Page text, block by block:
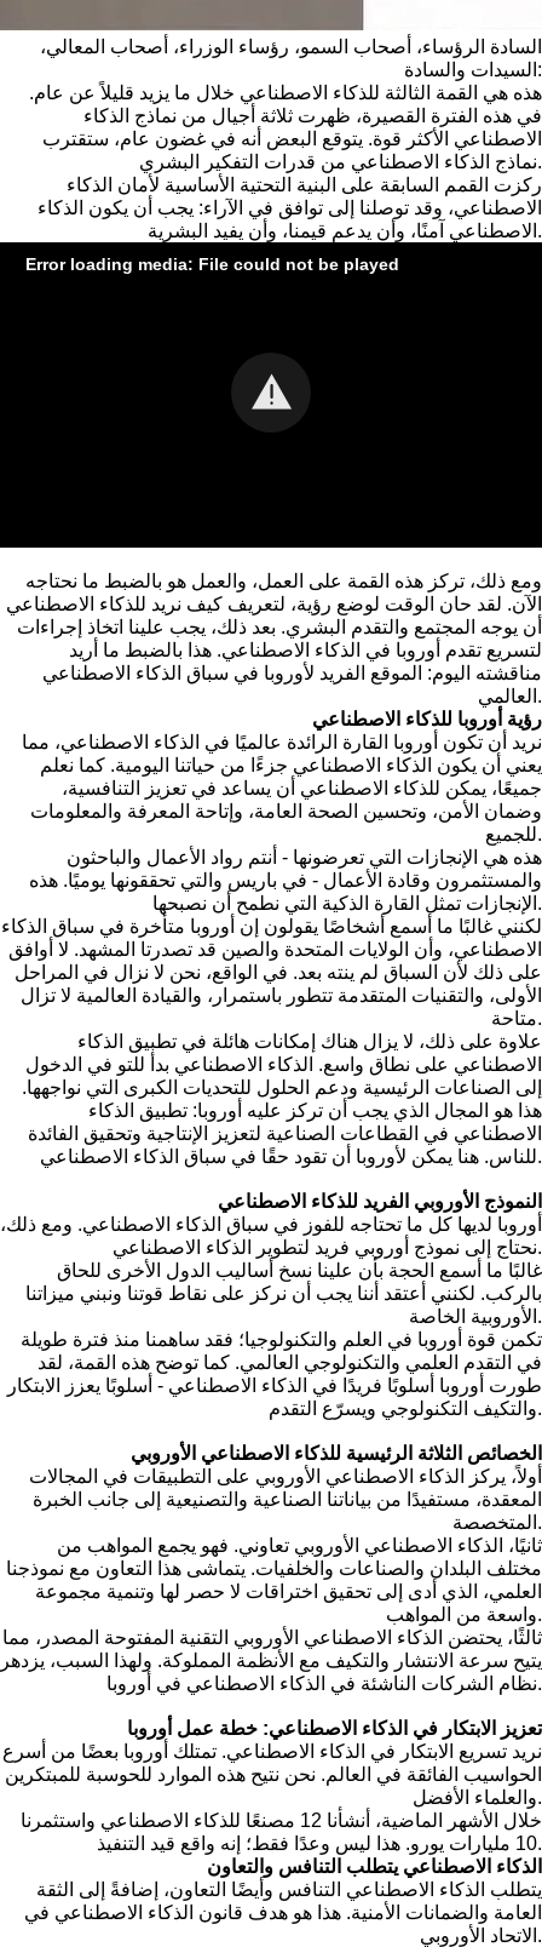
السادة الرؤساء، أصحاب السمو، رؤساء الوزراء، أصحاب المعالي،
السيدات والسادة:
هذه هي القمة الثالثة للذكاء الاصطناعي خلال ما يزيد قليلاً عن عام.
في هذه الفترة القصيرة، ظهرت ثلاثة أجيال من نماذج الذكاء
الاصطناعي الأكثر قوة. يتوقع البعض أنه في غضون عام، ستقترب
نماذج الذكاء الاصطناعي من قدرات التفكير البشري.
ركزت القمم السابقة على البنية التحتية الأساسية لأمان الذكاء
الاصطناعي، وقد توصلنا إلى توافق في الآراء: يجب أن يكون الذكاء
الاصطناعي آمنًا، وأن يدعم قيمنا، وأن يفيد البشرية.
Error loading media: File could not be played
ومع ذلك، تركز هذه القمة على العمل، والعمل هو بالضبط ما نحتاجه
الآن. لقد حان الوقت لوضع رؤية، لتعريف كيف نريد للذكاء الاصطناعي
أن يوجه المجتمع والتقدم البشري. بعد ذلك، يجب علينا اتخاذ إجراءات
لتسريع تقدم أوروبا في الذكاء الاصطناعي. هذا بالضبط ما أريد
مناقشته اليوم: الموقع الفريد لأوروبا في سباق الذكاء الاصطناعي
العالمي.
رؤية أوروبا للذكاء الاصطناعي
نريد أن تكون أوروبا القارة الرائدة عالميًا في الذكاء الاصطناعي، مما
يعني أن يكون الذكاء الاصطناعي جزءًا من حياتنا اليومية. كما نعلم
جميعًا، يمكن للذكاء الاصطناعي أن يساعد في تعزيز التنافسية،
وضمان الأمن، وتحسين الصحة العامة، وإتاحة المعرفة والمعلومات
للجميع.
هذه هي الإنجازات التي تعرضونها - أنتم رواد الأعمال والباحثون
والمستثمرون وقادة الأعمال - في باريس والتي تحققونها يوميًا. هذه
الإنجازات تمثل القارة الذكية التي نطمح أن نصبحها.
لكنني غالبًا ما أسمع أشخاصًا يقولون إن أوروبا متأخرة في سباق الذكاء
الاصطناعي، وأن الولايات المتحدة والصين قد تصدرتا المشهد. لا أوافق
على ذلك لأن السباق لم ينته بعد. في الواقع، نحن لا نزال في المراحل
الأولى، والتقنيات المتقدمة تتطور باستمرار، والقيادة العالمية لا تزال
متاحة.
علاوة على ذلك، لا يزال هناك إمكانات هائلة في تطبيق الذكاء
الاصطناعي على نطاق واسع. الذكاء الاصطناعي بدأ للتو في الدخول
إلى الصناعات الرئيسية ودعم الحلول للتحديات الكبرى التي نواجهها.
هذا هو المجال الذي يجب أن تركز عليه أوروبا: تطبيق الذكاء
الاصطناعي في القطاعات الصناعية لتعزيز الإنتاجية وتحقيق الفائدة
للناس. هنا يمكن لأوروبا أن تقود حقًا في سباق الذكاء الاصطناعي.
النموذج الأوروبي الفريد للذكاء الاصطناعي
أوروبا لديها كل ما تحتاجه للفوز في سباق الذكاء الاصطناعي. ومع ذلك،
نحتاج إلى نموذج أوروبي فريد لتطوير الذكاء الاصطناعي.
غالبًا ما أسمع الحجة بأن علينا نسخ أساليب الدول الأخرى للحاق
بالركب. لكنني أعتقد أننا يجب أن نركز على نقاط قوتنا ونبني ميزاتنا
الأوروبية الخاصة.
تكمن قوة أوروبا في العلم والتكنولوجيا؛ فقد ساهمنا منذ فترة طويلة
في التقدم العلمي والتكنولوجي العالمي. كما توضح هذه القمة، لقد
طورت أوروبا أسلوبًا فريدًا في الذكاء الاصطناعي - أسلوبًا يعزز الابتكار
والتكيف التكنولوجي ويسرّع التقدم.
الخصائص الثلاثة الرئيسية للذكاء الاصطناعي الأوروبي
أولاً، يركز الذكاء الاصطناعي الأوروبي على التطبيقات في المجالات
المعقدة، مستفيدًا من بياناتنا الصناعية والتصنيعية إلى جانب الخبرة
المتخصصة.
ثانيًا، الذكاء الاصطناعي الأوروبي تعاوني. فهو يجمع المواهب من
مختلف البلدان والصناعات والخلفيات. يتماشى هذا التعاون مع نموذجنا
العلمي، الذي أدى إلى تحقيق اختراقات لا حصر لها وتنمية مجموعة
واسعة من المواهب.
ثالثًا، يحتضن الذكاء الاصطناعي الأوروبي التقنية المفتوحة المصدر، مما
يتيح سرعة الانتشار والتكيف مع الأنظمة المملوكة. ولهذا السبب، يزدهر
نظام الشركات الناشئة في الذكاء الاصطناعي في أوروبا.
تعزيز الابتكار في الذكاء الاصطناعي: خطة عمل أوروبا
نريد تسريع الابتكار في الذكاء الاصطناعي. تمتلك أوروبا بعضًا من أسرع
الحواسيب الفائقة في العالم. نحن نتيح هذه الموارد للحوسبة للمبتكرين
والعلماء الأفضل.
خلال الأشهر الماضية، أنشأنا 12 مصنعًا للذكاء الاصطناعي واستثمرنا
10 مليارات يورو. هذا ليس وعدًا فقط؛ إنه واقع قيد التنفيذ.
الذكاء الاصطناعي يتطلب التنافس والتعاون
يتطلب الذكاء الاصطناعي التنافس وأيضًا التعاون، إضافةً إلى الثقة
العامة والضمانات الأمنية. هذا هو هدف قانون الذكاء الاصطناعي في
الاتحاد الأوروبي.